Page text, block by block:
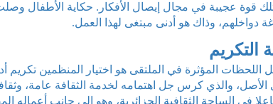
قوة عجيبة في مجال إيصال الأفكار. حكاية الأطفال
دواخلهم، وذاك هو أدنى مبتغى لهذا العمل.
التكريم
اللحظات المؤثرة في الملتقى هو اختيار المنظمين تكريم
الأصل، والذي كرس جل اهتمامه لخدمة الثقافة عامة،
في الساحة الثقافية الجزائرية، وهو إلى جانب أعماله